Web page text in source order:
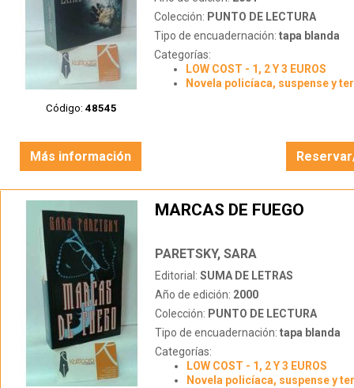
Código: 48545
Colección: PUNTO DE LECTURA
Tipo de encuadernación: tapa blanda
Categorías:
LOW COST - 1, 2 Y 3 EUROS
Novela policíaca, suspense y
Más información
MARCAS DE FUEGO
PARETSKY, SARA
Editorial: SUMA DE LETRAS
Año de edición: 2000
Colección: PUNTO DE LECTURA
Tipo de encuadernación: tapa blanda
Categorías:
LOW COST - 1, 2 Y 3 EUROS
Novela policíaca, suspense y